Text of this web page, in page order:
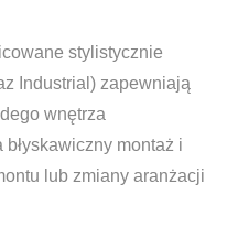
stylistycznie
Industrial) zapewniają
wnętrza
montaż i
lub zmiany aranżacji